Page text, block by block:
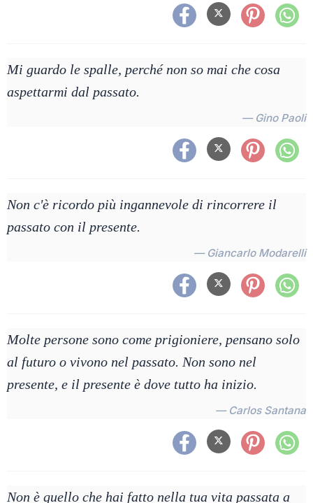
Mi guardo le spalle, perché non so mai che cosa
aspettarmi dal passato.
— Gino Paoli
Non c'è ricordo più ingannevole di rincorrere il
passato con il presente.
— Giancarlo Modarelli
Molte persone sono come prigioniere, pensano solo
al futuro o vivono nel passato. Non sono nel
presente, e il presente è dove tutto ha inizio.
— Carlos Santana
Non è quello che hai fatto nella tua vita passata a